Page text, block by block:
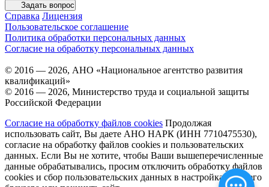
Задать вопрос
Справка Лицензия
Пользовательское соглашение
Политика обработки персональных данных
Согласие на обработку персональных данных
© 2016 — 2026, АНО «Национальное агентство развития
квалификаций»
© 2016 — 2026, Министерство труда и социальной защиты
Российской Федерации
Согласие на обработку файлов cookies Продолжая
использовать сайт, Вы даете АНО НАРК (ИНН 7710475530),
согласие на обработку файлов cookies и пользовательских
данных. Если Вы не хотите, чтобы Ваши вышеперечисленные
данные обрабатывались, просим отключить обработку файлов
cookies и сбор пользовательских данных в настройках Вашего